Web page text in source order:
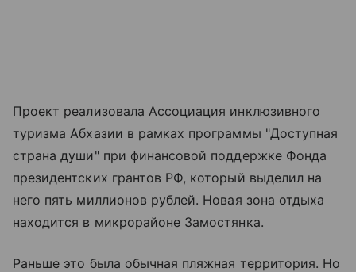
Проект реализовала Ассоциация инклюзивного
туризма Абхазии в рамках программы "Доступная
страна души" при финансовой поддержке Фонда
президентских грантов РФ, который выделил на
него пять миллионов рублей. Новая зона отдыха
находится в микрорайоне Замостянка.
Раньше это была обычная пляжная территория. Но